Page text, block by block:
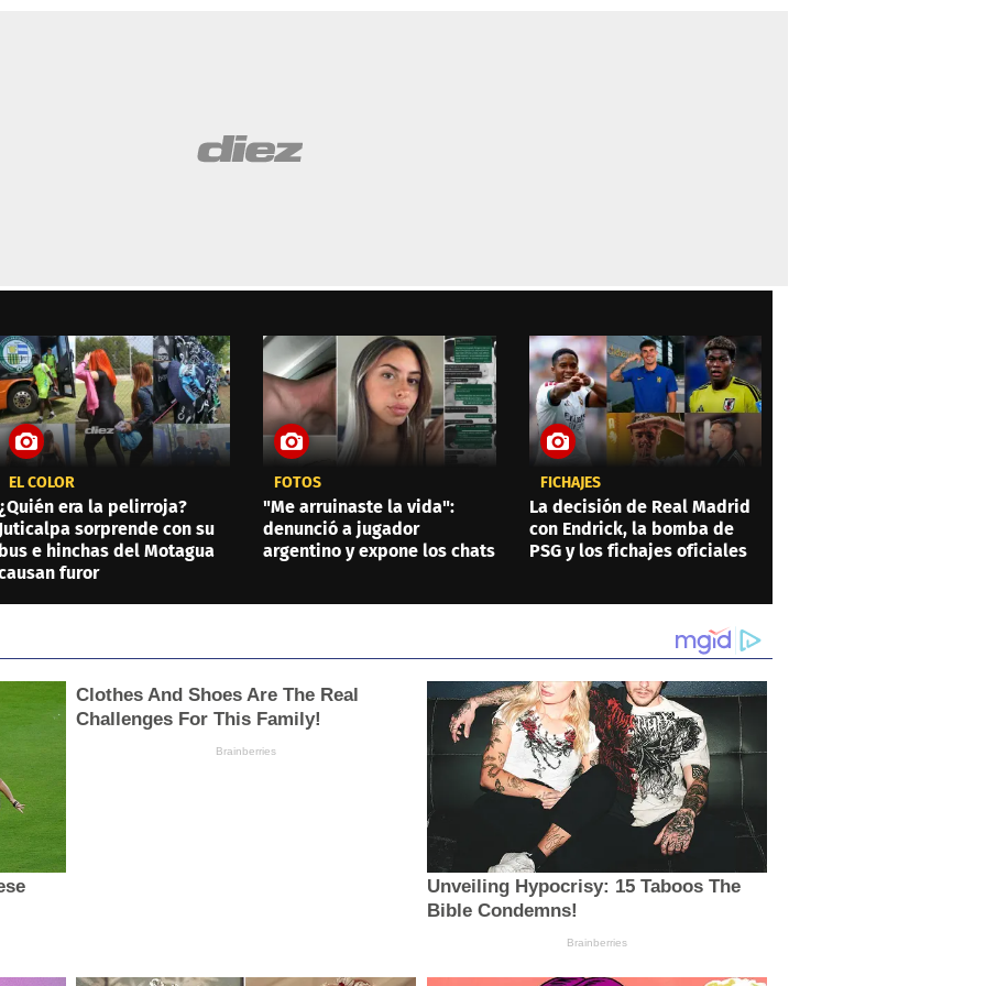
EL COLOR
era la pelirroja?
Juticalpa sorprende con su
bus e hinchas del Motagua
furor
FOTOS
"Me arruinaste la vida":
denunció a jugador
argentino y expone los chats
FICHAJES
La decisión de Real Madrid
con Endrick, la bomba de
PSG y los fichajes oficiales